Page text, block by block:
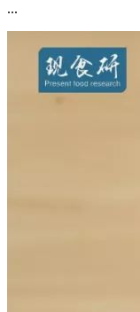
...